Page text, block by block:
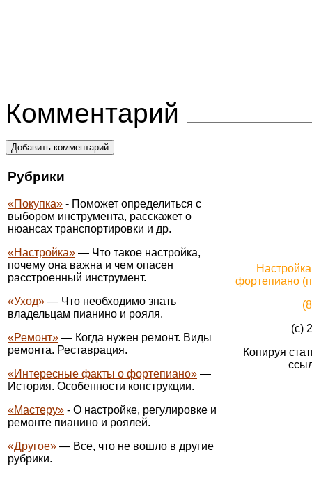
Комментарий
Добавить комментарий
Рубрики
«Покупка» - Поможет определиться с
выбором инструмента, расскажет о
нюансах транспортировки и др.
«Настройка» — Что такое настройка,
почему она важна и чем опасен
расстроенный инструмент.
«Уход» — Что необходимо знать
владельцам пианино и рояля.
«Ремонт» — Когда нужен ремонт. Виды
ремонта. Реставрация.
«Интересные факты о фортепиано» —
История. Особенности конструкции.
«Мастеру» - О настройке, регулировке и
ремонте пианино и роялей.
«Другое» — Все, что не вошло в другие
рубрики.
фортепиано
(c)
Копируя